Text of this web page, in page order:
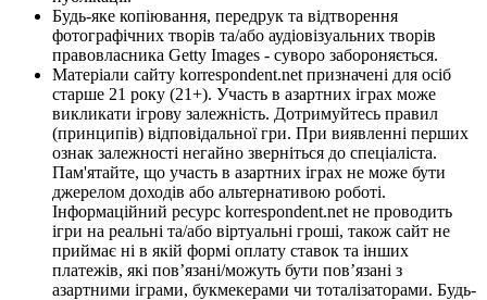
Будь-яке копіювання, передрук та відтворення
фотографічних творів та/або аудіовізуальних творів
правовласника Getty Images - суворо забороняється.
Матеріали сайту korrespondent.net призначені для осіб
старше 21 року (21+). Участь в азартних іграх може
викликати ігрову залежність. Дотримуйтесь правил
(принципів) відповідальної гри. При виявленні перших
ознак залежності негайно зверніться до спеціаліста.
Пам'ятайте, що участь в азартних іграх не може бути
джерелом доходів або альтернативою роботі.
Інформаційний ресурс korrespondent.net не проводить
ігри на реальні та/або віртуальні гроші, також сайт не
приймає ні в якій формі оплату ставок та інших
платежів, які пов’язані/можуть бути пов’язані з
азартними іграми, букмекерами чи тоталізаторами. Будь-